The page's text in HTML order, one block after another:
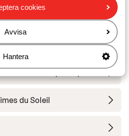
cookies
Avvisa
Hantera
Hôtel des Dromonts &
Amara
du Soleil